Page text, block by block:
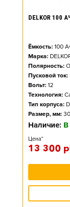
DELKOR 100
Ёмкость: 100
Марка:
Полярность:
Пусковой ток:
Вольт: 12
Технология:
Тип корпуса:
Размер, мм:
Наличие: В
Цена*
13 300